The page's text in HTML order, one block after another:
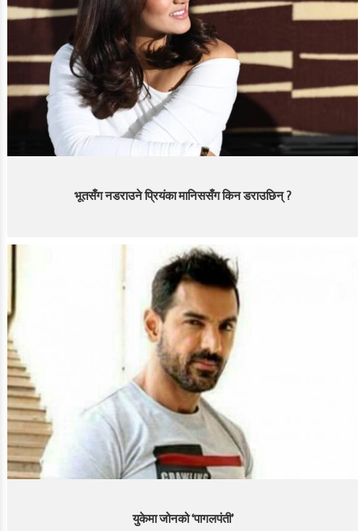
भूतसँग नडराउने प्रियंका मानिससँग किन डराउछिन् ?
युकेमा जोनको ‘पागलपंती’